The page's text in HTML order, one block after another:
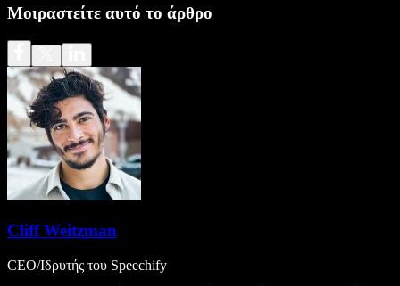
Μοιραστείτε αυτό το άρθρο
Cliff Weitzman
CEO/Ιδρυτής του Speechify